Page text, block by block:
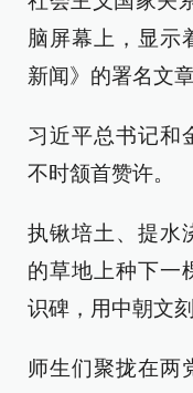
脑屏幕上，显示
新闻》的署名文章
习近平总书记和
不时颔首赞许。
执锹培土、提水
的草地上种下一
识碑，用中朝文
师生们聚拢在两